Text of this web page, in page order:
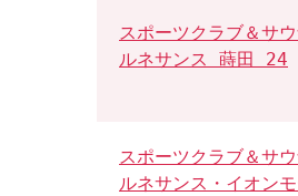
スポーツクラブ＆サ
ルネサンス 蒔田 24
スポーツクラブ＆サ
ルネサンス・イオン